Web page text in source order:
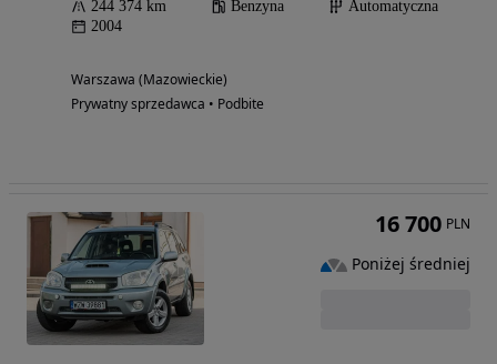
244 374 km Benzyna
Automatyczna
2004
Warszawa (Mazowieckie)
Prywatny sprzedawca • Podbite
16 700 PLN
Poniżej średniej